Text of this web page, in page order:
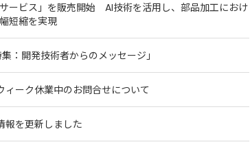
サービス」を販売開始 AI技術を活用し、部品加工におけ
短縮を実現
：開発技術者からのメッセージ」
ーク休業中のお問合せについて
報を更新しました